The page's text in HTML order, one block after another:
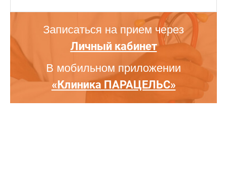
Записаться на прием через
Личный кабинет
В мобильном приложении
«Клиника ПАРАЦЕЛЬС»